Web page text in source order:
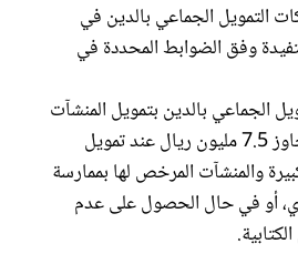
التمويل الجماعي بالدين في
وفق الضوابط المحددة في
الجماعي بالدين بتمويل المنشآت
المستفيدة بمبالغ تتجاوز 7.5 مليون ريال عند تمويل
والمنشآت المرخص لها بممارسة
أو في حال الحصول على عدم